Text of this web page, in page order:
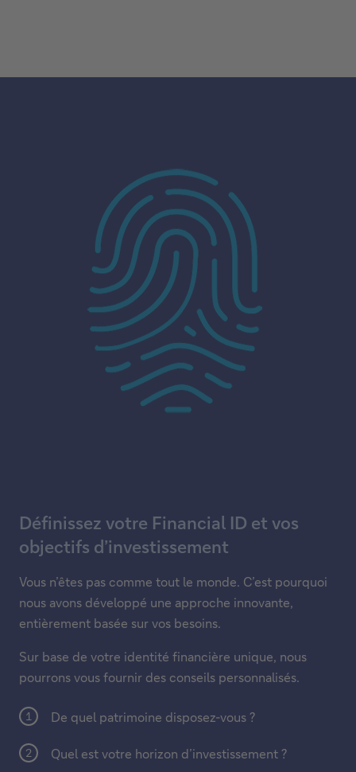
Définissez votre Financial ID et vos
objectifs d’investissement
Vous n’êtes pas comme tout le monde. C’est pourquoi
nous avons développé une approche innovante,
entièrement basée sur vos besoins.
Sur base de votre identité financière unique, nous
pourrons vous fournir des conseils personnalisés.
De quel patrimoine disposez-vous ?
Quel est votre horizon d’investissement ?